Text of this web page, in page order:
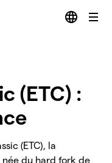
(ETC) :
(ETC), la
née du hard fork de